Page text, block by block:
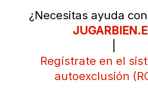
¿Necesitas ayuda
Regístrate en el
autoexclusión